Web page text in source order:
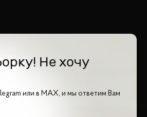
Не хочу
или в MAX, и мы ответим Вам